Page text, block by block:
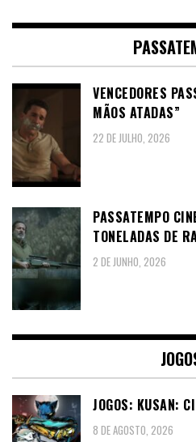
VENCEDORES
MÃOS ATADAS”
22 DE JULHO, 2026
PASSATEMPO
TONELADAS DE
2 DE JUNHO, 2026
JOGOS: KUSAN:
8 DE AGOSTO, 2026